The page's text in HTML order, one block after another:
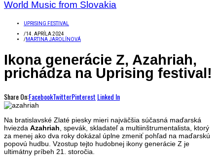
World Music from Slovakia
UPRISING FESTIVAL
/14. APRÍLA 2024
/MARTINA JAROLÍNOVÁ
Ikona generácie Z, Azahriah,
prichádza na Uprising festival!
Share On:FacebookTwitterPinterest Linked In
Na bratislavské Zlaté piesky mieri najväčšia súčasná maďarská
hviezda Azahriah , spevák, skladateľ a multiinštrumentalista, ktorý
za menej ako dva roky dokázal úplne zmeniť pohľad na maďarskú
popovú hudbu. Vzostup tejto hudobnej ikony generácie Z je
ultimátny príbeh 21. storočia.